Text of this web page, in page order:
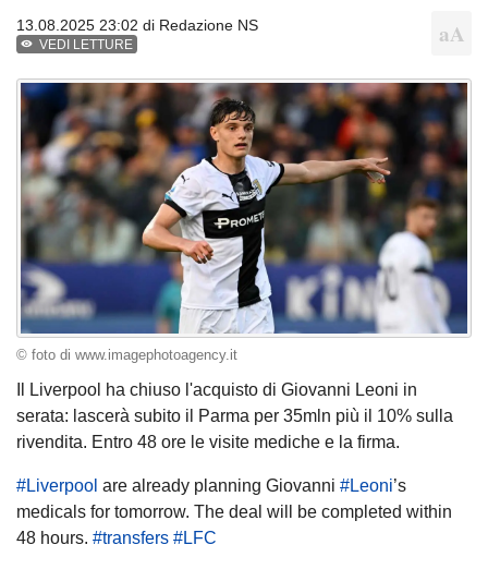
13.08.2025 23:02 di Redazione NS
VEDI LETTURE
© foto di www.imagephotoagency.it
Il Liverpool ha chiuso l'acquisto di Giovanni Leoni in
serata: lascerà subito il Parma per 35mln più il 10% sulla
rivendita. Entro 48 ore le visite mediche e la firma.
#Liverpool are already planning Giovanni #Leoni’s
medicals for tomorrow. The deal will be completed within
48 hours. #transfers #LFC